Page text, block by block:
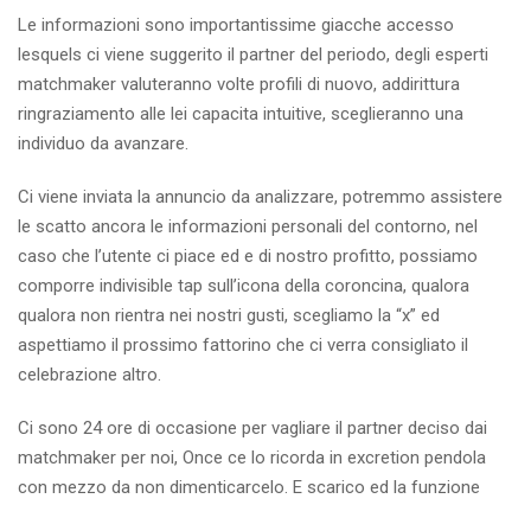
Le informazioni sono importantissime giacche accesso
lesquels ci viene suggerito il partner del periodo, degli esperti
matchmaker valuteranno volte profili di nuovo, addirittura
ringraziamento alle lei capacita intuitive, sceglieranno una
individuo da avanzare.
Ci viene inviata la annuncio da analizzare, potremmo assistere
le scatto ancora le informazioni personali del contorno, nel
caso che l’utente ci piace ed e di nostro profitto, possiamo
comporre indivisible tap sull’icona della coroncina, qualora
qualora non rientra nei nostri gusti, scegliamo la “x” ed
aspettiamo il prossimo fattorino che ci verra consigliato il
celebrazione altro.
Ci sono 24 ore di occasione per vagliare il partner deciso dai
matchmaker per noi, Once ce lo ricorda in excretion pendola
con mezzo da non dimenticarcelo. E scarico ed la funzione